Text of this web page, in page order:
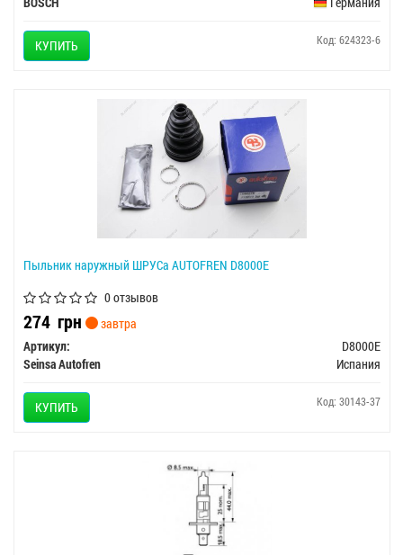
КУПИТЬ Код: 624323-6
Пыльник наружный ШРУСа AUTOFREN D8000E
0 отзывов
274 грн
завтра
Артикул:
D8000E
Seinsa Autofren
Испания
КУПИТЬ Код: 30143-37